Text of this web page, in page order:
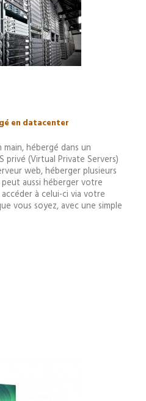
en datacenter
hébergé dans un
privé (Virtual Private Servers)
web, héberger plusieurs
aussi héberger votre
à celui-ci via votre
vous soyez, avec une simple